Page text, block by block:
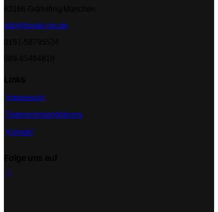
info@durak-gm.de
Impressum
Datenschutzerklärung
Kontakt